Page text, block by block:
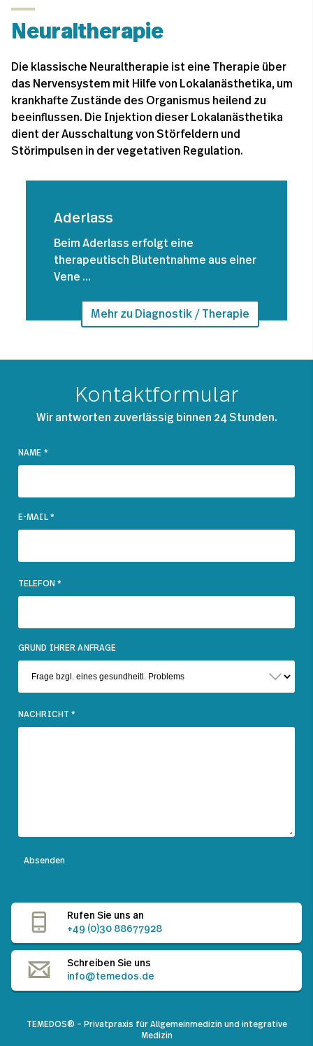
Neuraltherapie
Die klassische Neuraltherapie ist eine Therapie über
das Nervensystem mit Hilfe von Lokalanästhetika, um
krankhafte Zustände des Organismus heilend zu
beeinflussen. Die Injektion dieser Lokalanästhetika
dient der Ausschaltung von Störfeldern und
Störimpulsen in der vegetativen Regulation.
Aderlass
​Beim Aderlass erfolgt eine
therapeutisch Blutentnahme aus einer
Vene ...
Mehr zu Diagnostik / Therapie
Kontaktformular
Wir antworten zuverlässig binnen 24 Stunden.
NAME *
E-MAIL *
TELEFON *
GRUND IHRER ANFRAGE
NACHRICHT*
Absenden
Rufen Sie uns an
+49 (0)30 88677928
Schreiben Sie uns
info@temedos.de
TEMEDOS® – Privatpraxis für Allgemeinmedizin und integrative
Medizin